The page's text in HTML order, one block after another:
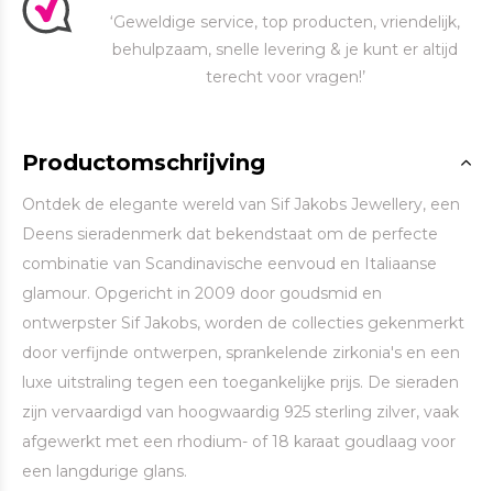
‘Geweldige service, top producten, vriendelijk,
behulpzaam, snelle levering & je kunt er altijd
terecht voor vragen!’
Productomschrijving
Ontdek de elegante wereld van Sif Jakobs Jewellery, een
Deens sieradenmerk dat bekendstaat om de perfecte
combinatie van Scandinavische eenvoud en Italiaanse
glamour. Opgericht in 2009 door goudsmid en
ontwerpster Sif Jakobs, worden de collecties gekenmerkt
door verfijnde ontwerpen, sprankelende zirkonia's en een
luxe uitstraling tegen een toegankelijke prijs. De sieraden
zijn vervaardigd van hoogwaardig 925 sterling zilver, vaak
afgewerkt met een rhodium- of 18 karaat goudlaag voor
een langdurige glans.